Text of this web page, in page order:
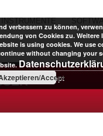
verbessern zu können,
von Cookies zu.
is using cookies. We use
without changing your
Accept